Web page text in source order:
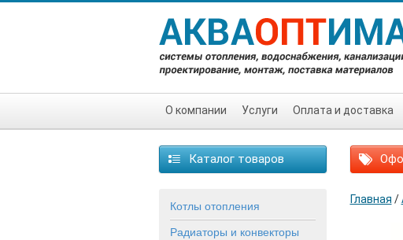
О компании Услуги Оплата и доставка
Каталог товаров
Котлы отопления
Радиаторы и конвекторы
Главная /